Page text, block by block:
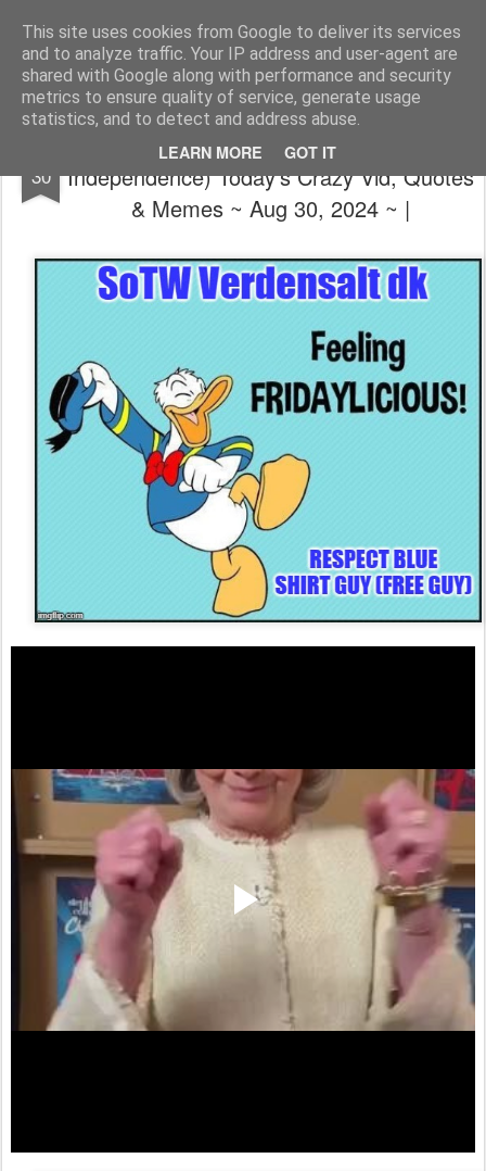
This site uses cookies from Google to deliver its services
and to analyze traffic. Your IP address and user-agent are
shared with Google along with performance and security
metrics to ensure quality of service, generate usage
statistics, and to detect and address abuse.
LEARN MORE GOT IT
The universe is eternal, infinite and vibrant, a conscious cosmos
Pages
30
😎🥳😵 (R U suffering from TDS? Try
Independence) Today's Crazy Vid, Quotes
& Memes ~ Aug 30, 2024 ~ |